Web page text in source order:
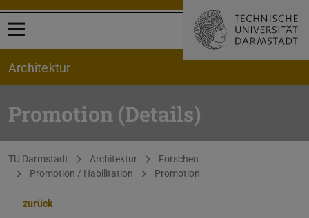
Menü öffnen
Architektur
Promotion (Details)
Sie befinden sich hier:
TU Darmstadt Architektur
Forschen
Promotion / Habilitation
Promotion
zurück